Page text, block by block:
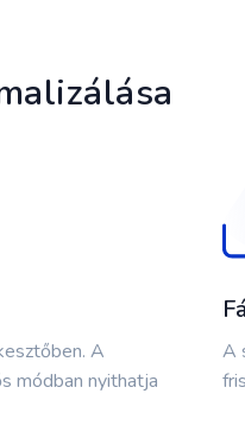
A
módban nyithatja
A